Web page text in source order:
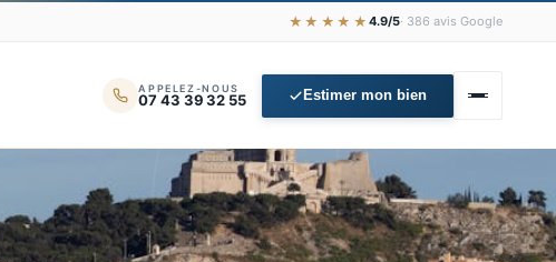
★★★★★ 4.9/5· 386 avis Google
APPELEZ-NOUS
07 43 39 32 55 Estimer mon bien